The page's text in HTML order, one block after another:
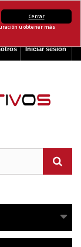
Cerrar
u obtener más
Iniciar sesión